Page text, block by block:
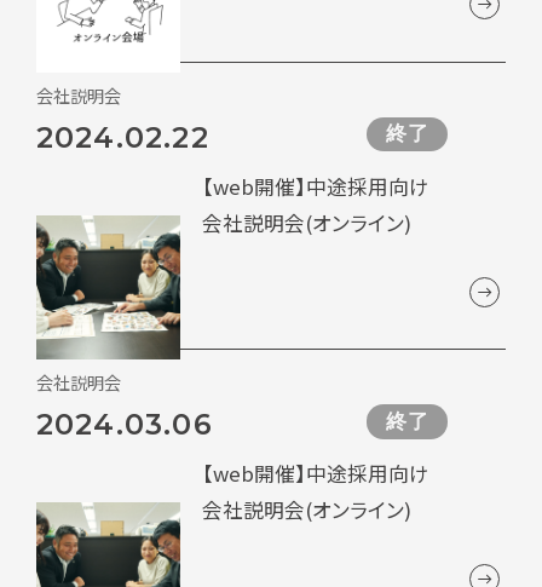
2024.02.22 終了
【web開催】中途採用向け
会社説明会(オンライン)
会社説明会
2024.03.06 終了
【web開催】中途採用向け
会社説明会(オンライン)
会社説明会